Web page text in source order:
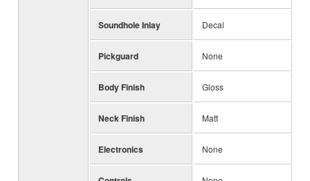
Soundhole Inlay Decal
Pickguard None
Body Finish Gloss
Neck Finish Matt
Electronics None